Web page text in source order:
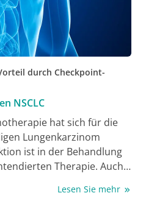
durch Checkpoint-
NSCLC
hat sich für die
Lungenkarzinom
ist in der Behandlung
Therapie. Auch
mit Checkpoint-Lesen Sie mehr